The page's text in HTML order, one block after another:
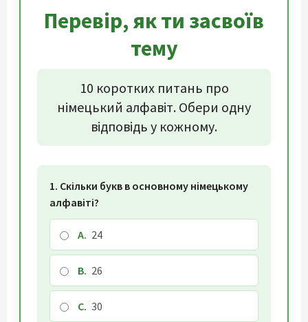
Перевір, як ти засвоїв
тему
10 коротких питань про
німецький алфавіт. Обери одну
відповідь у кожному.
1. Скільки букв в основному німецькому
алфавіті?
A. 24
B. 26
C. 30